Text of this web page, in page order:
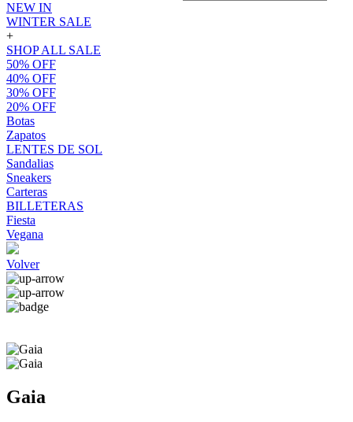
NEW IN
WINTER SALE
+
SHOP ALL SALE
50% OFF
40% OFF
30% OFF
20% OFF
Botas
Zapatos
LENTES DE SOL
Sandalias
Sneakers
Carteras
BILLETERAS
Fiesta
Vegana
Volver
Gaia